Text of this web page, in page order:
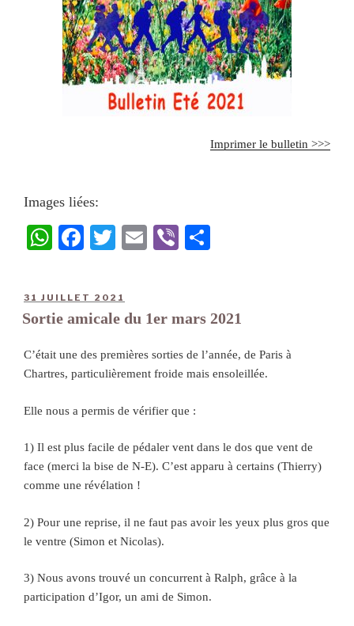
Imprimer le bulletin >>>
Images liées:
W
ts
A
Fa
bo
ok
T
tte
r
E
Vi
er
31 JUILLET 2021
Sortie amicale du 1er mars 2021
C’était une des premières sorties de l’année, de Paris à
Chartres, particulièrement froide mais ensoleillée.
Elle nous a permis de vérifier que :
1) Il est plus facile de pédaler vent dans le dos que vent de
face (merci la bise de N-E). C’est apparu à certains (Thierry)
comme une révélation !
2) Pour une reprise, il ne faut pas avoir les yeux plus gros que
le ventre (Simon et Nicolas).
3) Nous avons trouvé un concurrent à Ralph, grâce à la
participation d’Igor, un ami de Simon.